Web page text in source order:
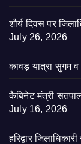
शौर्य दिवस पर
July 26, 2026
कावड़ यात्रा सुगम
कैबिनेट मंत्री सतपाल
July 16, 2026
हरिद्वार